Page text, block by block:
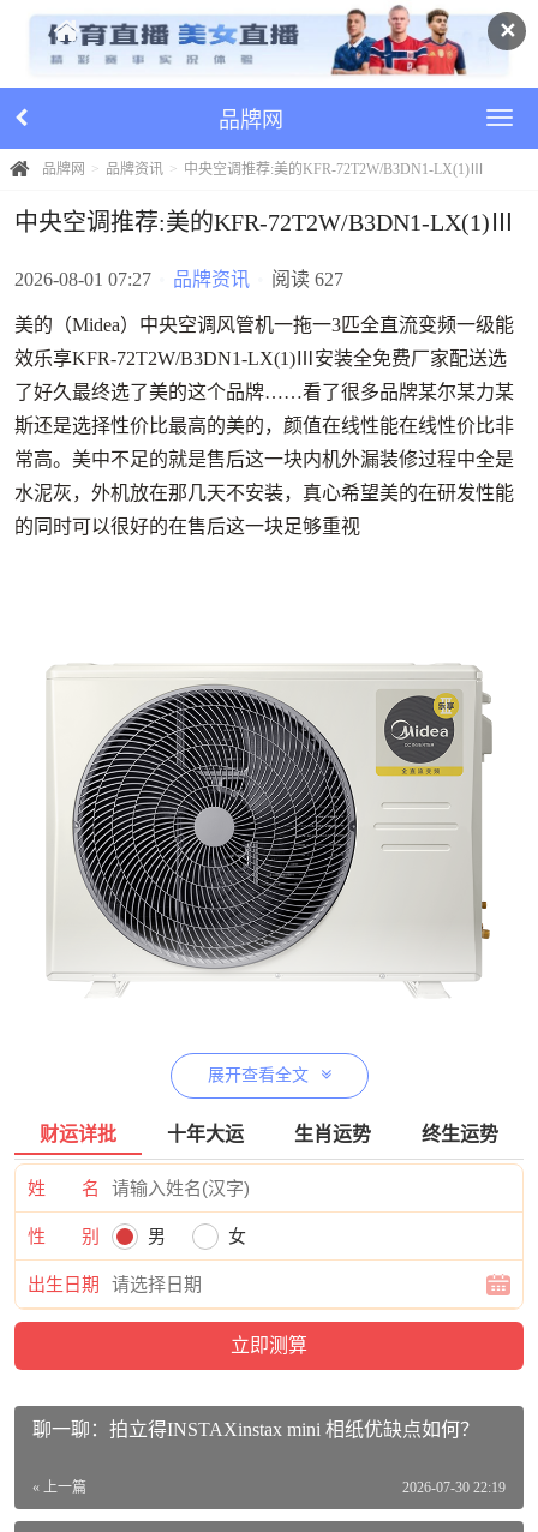
✕
品牌网
品牌网 品牌资讯 中央空调推荐:美的KFR-72T2W/B3DN1-LX(1)Ⅲ
中央空调推荐:美的KFR-72T2W/B3DN1-LX(1)Ⅲ
2026-08-01 07:27 品牌资讯 阅读 627
美的（Midea）中央空调风管机一拖一3匹全直流变频一级能
效乐享KFR-72T2W/B3DN1-LX(1)Ⅲ安装全免费厂家配送选
了好久最终选了美的这个品牌……看了很多品牌某尔某力某
斯还是选择性价比最高的美的，颜值在线性能在线性价比非
常高。美中不足的就是售后这一块内机外漏装修过程中全是
水泥灰，外机放在那几天不安装，真心希望美的在研发性能
的同时可以很好的在售后这一块足够重视
美的（Midea）中央空调风管机一拖一3匹全直流变频一级能
效乐享KFR-72T2W/B3DN1-LX(1)Ⅲ安装全免费厂家配送活
动到手价格8599元
【查看最近优惠活动】
美的KFR-72T2W/B3DN1-LX(1)Ⅲ参数：
品牌：美的（Midea）
商品名称：美的KFR-72T2W/B3DN1-LX(1)Ⅲ
商品编号：100029823981
商品产地：中国大陆
展开查看全文
财运详批 十年大运 生肖运势 终生运势
姓 名
性 别 男 女
出生日期
聊一聊：拍立得INSTAXinstax mini 相纸优缺点如何？
« 上一篇 2026-07-30 22:19